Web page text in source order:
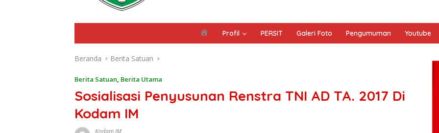
e
Profil PERSIT Galeri Foto Pengumuman Youtube
Beranda Berita Satuan
Berita Satuan, Berita Utama
Sosialisasi Penyusunan Renstra TNI AD TA. 2017 Di
Kodam IM
Kodam IM